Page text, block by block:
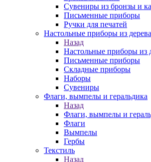
Сувениры из бронзы и
Письменные приборы
Ручки для печатей
Настольные приборы из дерева
Назад
Настольные приборы из
Письменные приборы
Складные приборы
Наборы
Сувениры
Флаги, вымпелы и геральдика
Назад
Флаги, вымпелы и
Флаги
Вымпелы
Гербы
Текстиль
Назад